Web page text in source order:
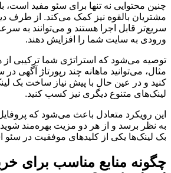
چنین محتوایی نه تنها برای سئو مفید است،
مشتریان بالقوه نیز کمک می‌کند. از طرف
سریع‌تر قابل اجرا هستند و می‌توانند به
ورودی به سایت شما را افزایش دهند.
توصیه می‌شود که استراتژی شما ترکیبی از
مثال، می‌توانید ماهانه چند رپورتاژ آگهی
کنید و در عین حال با پیش نیاز ساخت بک
لینک‌های متنوع دیگری نیز کسب کنید.
این رویکرد متعادل باعث می‌شود که
به نظر برسد و از هر دو مزیت بهره‌مند شوید.
بک لینک‌ها یکی از کلیدهای موفقیت در
چگونه منابع مناسب برای